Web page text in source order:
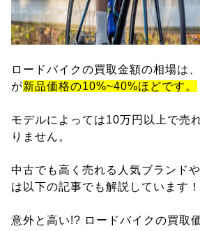
ロードバイクの買取金額の相場は
が新品価格の10%~40%ほどです。
モデルによっては10万円以上で売
りません。
中古でも高く売れる人気ブランド
は以下の記事でも解説しています！
意外と高い!? ロードバイクの買取